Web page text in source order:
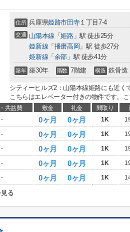
住所 兵庫県姫路市田寺１丁目7-4
交通 山陽本線 「姫路」駅 徒歩25分
姫新線 「 播磨高岡 」駅 徒歩27分
姫新線 「 余部 」駅 徒歩41分
築年 築30年 階数 7階建 構造 鉄骨造
シティーヒルズ2：山陽本線姫路にも近く
こちらはエレベーター付きの物件です。
共益費 敷金 礼金 間取り
- 0ヶ月 0ヶ月 1K
- 0ヶ月 0ヶ月 1K
- 0ヶ月 0ヶ月 1K
- 0ヶ月 0ヶ月 1K
- 0ヶ月 0ヶ月 1K
る